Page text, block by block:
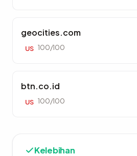
geocities.com
US 100/100
btn.co.id
US 100/100
Kelebihan